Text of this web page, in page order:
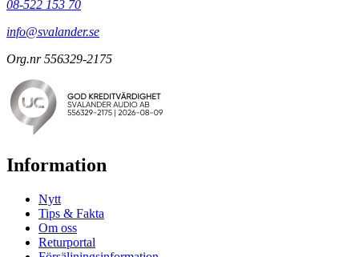
08-522 153 70
info@svalander.se
Org.nr 556329-2175
Information
Nytt
Tips & Fakta
Om oss
Returportal